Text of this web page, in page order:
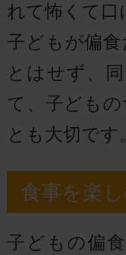
れて怖くて
子どもが偏
とはせず、
て、子ども
とも大切です。
食事を楽
子どもの偏